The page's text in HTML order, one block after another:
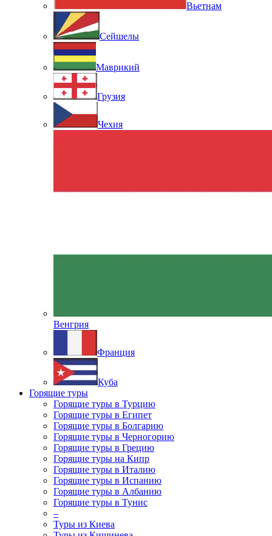
Вьетнам
Сейшелы
Маврикий
Грузия
Чехия
Венгрия
Франция
Куба
Горящие туры
Горящие туры в Турцию
Горящие туры в Египет
Горящие туры в Болгарию
Горящие туры в Черногорию
Горящие туры в Грецию
Горящие туры на Кипр
Горящие туры в Италию
Горящие туры в Испанию
Горящие туры в Албанию
Горящие туры в Тунис
–
Туры из Киева